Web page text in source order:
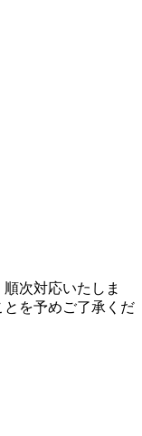
次対応いたしま
を予めご了承くだ